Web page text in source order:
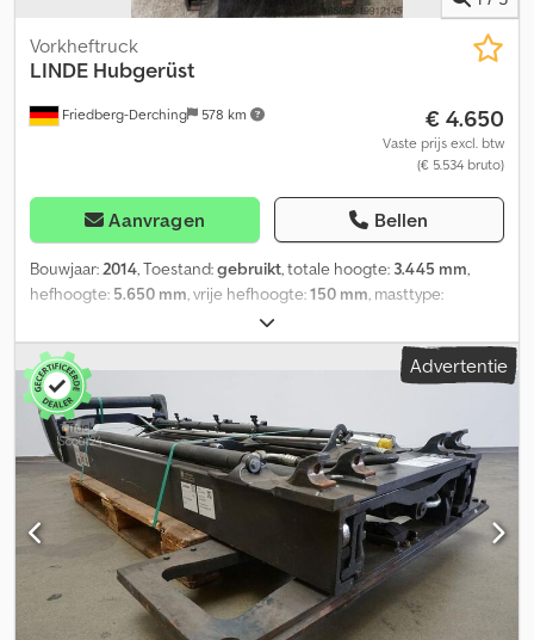
Friedberg-Derching 578 km
Vorkheftruck
LINDE Hubgerüst
€ 4.650
Vaste prijs excl. btw
(€ 5.534 bruto)
Aanvragen Bellen
Bouwjaar:2014, Toestand:gebruikt, totale hoogte: 3.445 mm,
hefhoogte: 5.650 mm, vrije hefhoogte:150 mm, masttype:
, Mastuitvoering: standaard, mast: dubbele extra
hydrauliek, bouwhoogte: 3445 mm, hefhoogte: 5650 mm, vrije
heffing: 150 mm, vorkdragerbreedte: 980 mm, ophanging: FEM2, zo
goed als nieuwe standaard hefmast geschikt voor serie 386,
inclusief vorkdrager, dubbele extra hydrauliek mastzijde zonder
vorktanden, lastzwaartepunt: 500 mm Csdpfxew Uzrvs Aagsrf
Advertentie